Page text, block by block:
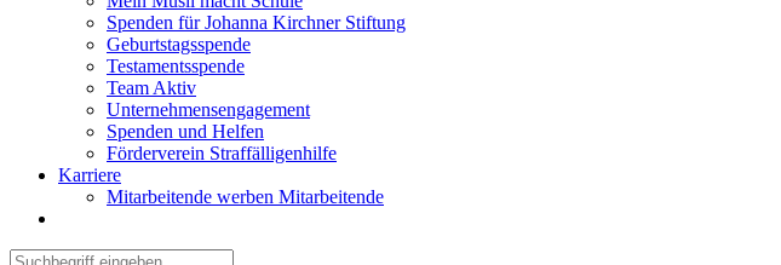
Spenden für Johanna Kirchner Stiftung
Geburtstagsspende
Testamentsspende
Team Aktiv
Unternehmensengagement
Spenden und Helfen
Förderverein Straffälligenhilfe
Karriere
Mitarbeitende werben Mitarbeitende